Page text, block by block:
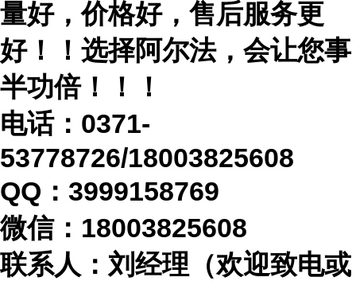
量好，价格好，售后服务更
好！！选择阿尔法，会让您事
半功倍！！！
电话： 0371-
53778726/18003825608
QQ：3999158769
微信： 18003825608
联系人：刘经理（欢迎致电或